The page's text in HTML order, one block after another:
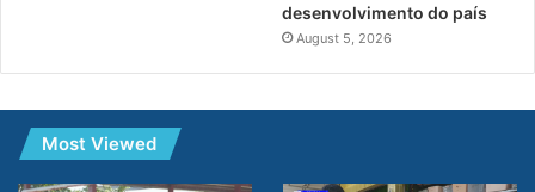
desenvolvimento do país
August 5, 2026
Most Viewed